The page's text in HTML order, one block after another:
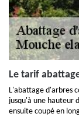
Le tarif
L'abattage d'arbres
jusqu'à une hauteur
ensuite coupé en